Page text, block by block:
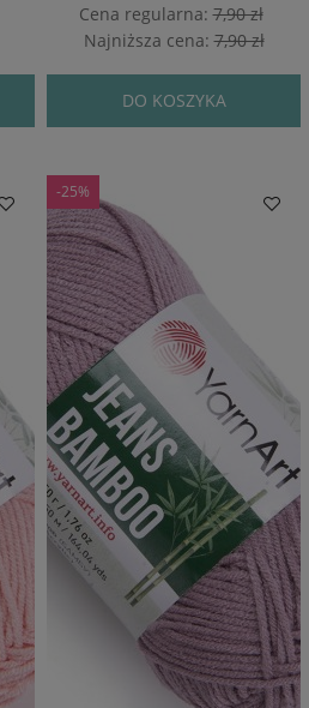
Cena regularna:7,90 zł
Najniższa cena:7,90 zł
DO KOSZYKA
-25%